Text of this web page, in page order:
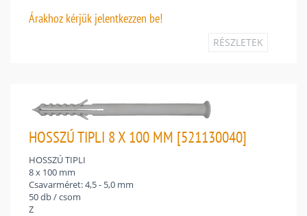
Árakhoz kérjük jelentkezzen be!
RÉSZLETEK
HOSSZÚ TIPLI 8 X 100 MM [521130040]
HOSSZÚ TIPLI
8 x 100 mm
Csavarméret: 4,5 - 5,0 mm
50 db / csom
Z